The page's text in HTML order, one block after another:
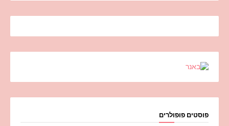
פוסטים פופולרים